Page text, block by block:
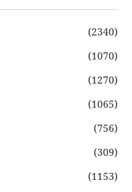
(2340)
(1070)
(1270)
(1065)
(756)
(309)
(1153)